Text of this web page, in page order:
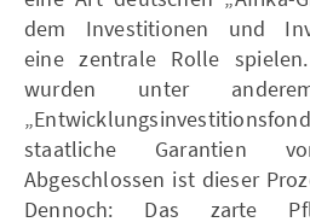
dem Investitionen und
eine zentrale Rolle
wurden unter
staatliche Garantien
Abgeschlossen ist dieser
Dennoch: Das zarte